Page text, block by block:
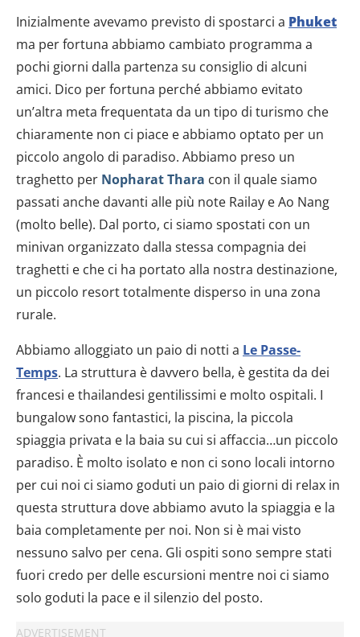
Inizialmente avevamo previsto di spostarci a Phuket
ma per fortuna abbiamo cambiato programma a
pochi giorni dalla partenza su consiglio di alcuni
amici. Dico per fortuna perché abbiamo evitato
un’altra meta frequentata da un tipo di turismo che
chiaramente non ci piace e abbiamo optato per un
piccolo angolo di paradiso. Abbiamo preso un
traghetto per Nopharat Thara con il quale siamo
passati anche davanti alle più note Railay e Ao Nang
(molto belle). Dal porto, ci siamo spostati con un
minivan organizzato dalla stessa compagnia dei
traghetti e che ci ha portato alla nostra destinazione,
un piccolo resort totalmente disperso in una zona
rurale.
Abbiamo alloggiato un paio di notti a Le Passe-
Temps. La struttura è davvero bella, è gestita da dei
francesi e thailandesi gentilissimi e molto ospitali. I
bungalow sono fantastici, la piscina, la piccola
spiaggia privata e la baia su cui si affaccia…un piccolo
paradiso. È molto isolato e non ci sono locali intorno
per cui noi ci siamo goduti un paio di giorni di relax in
questa struttura dove abbiamo avuto la spiaggia e la
baia completamente per noi. Non si è mai visto
nessuno salvo per cena. Gli ospiti sono sempre stati
fuori credo per delle escursioni mentre noi ci siamo
solo goduti la pace e il silenzio del posto.